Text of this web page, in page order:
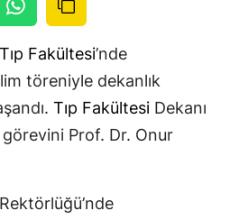
Tıp Fakültesi’nde
töreniyle dekanlık
Tıp Fakültesi Dekanı
Prof. Dr. Onur
Rektörlüğü’nde